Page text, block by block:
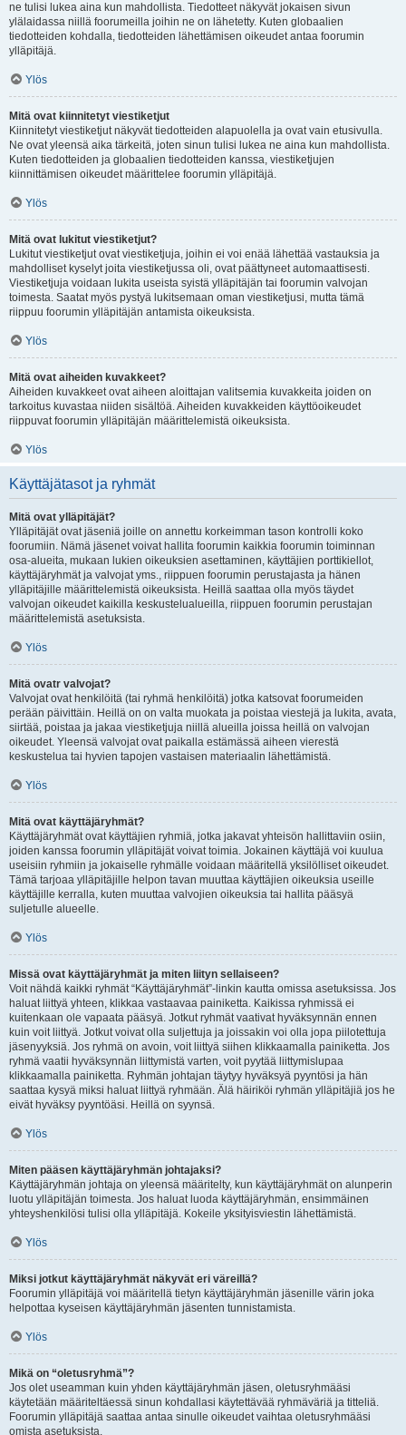
ne tulisi lukea aina kun mahdollista. Tiedotteet näkyvät jokaisen sivun
ylälaidassa niillä foorumeilla joihin ne on lähetetty. Kuten globaalien
tiedotteiden kohdalla, tiedotteiden lähettämisen oikeudet antaa foorumin
ylläpitäjä.
Ylös
Mitä ovat kiinnitetyt viestiketjut
Kiinnitetyt viestiketjut näkyvät tiedotteiden alapuolella ja ovat vain etusivulla.
Ne ovat yleensä aika tärkeitä, joten sinun tulisi lukea ne aina kun mahdollista.
Kuten tiedotteiden ja globaalien tiedotteiden kanssa, viestiketjujen
kiinnittämisen oikeudet määrittelee foorumin ylläpitäjä.
Ylös
Mitä ovat lukitut viestiketjut?
Lukitut viestiketjut ovat viestiketjuja, joihin ei voi enää lähettää vastauksia ja
mahdolliset kyselyt joita viestiketjussa oli, ovat päättyneet automaattisesti.
Viestiketjuja voidaan lukita useista syistä ylläpitäjän tai foorumin valvojan
toimesta. Saatat myös pystyä lukitsemaan oman viestiketjusi, mutta tämä
riippuu foorumin ylläpitäjän antamista oikeuksista.
Ylös
Mitä ovat aiheiden kuvakkeet?
Aiheiden kuvakkeet ovat aiheen aloittajan valitsemia kuvakkeita joiden on
tarkoitus kuvastaa niiden sisältöä. Aiheiden kuvakkeiden käyttöoikeudet
riippuvat foorumin ylläpitäjän määrittelemistä oikeuksista.
Ylös
Käyttäjätasot ja ryhmät
Mitä ovat ylläpitäjät?
Ylläpitäjät ovat jäseniä joille on annettu korkeimman tason kontrolli koko
foorumiin. Nämä jäsenet voivat hallita foorumin kaikkia foorumin toiminnan
osa-alueita, mukaan lukien oikeuksien asettaminen, käyttäjien porttikiellot,
käyttäjäryhmät ja valvojat yms., riippuen foorumin perustajasta ja hänen
ylläpitäjille määrittelemistä oikeuksista. Heillä saattaa olla myös täydet
valvojan oikeudet kaikilla keskustelualueilla, riippuen foorumin perustajan
määrittelemistä asetuksista.
Ylös
Mitä ovatr valvojat?
Valvojat ovat henkilöitä (tai ryhmä henkilöitä) jotka katsovat foorumeiden
perään päivittäin. Heillä on on valta muokata ja poistaa viestejä ja lukita, avata,
siirtää, poistaa ja jakaa viestiketjuja niillä alueilla joissa heillä on valvojan
oikeudet. Yleensä valvojat ovat paikalla estämässä aiheen vierestä
keskustelua tai hyvien tapojen vastaisen materiaalin lähettämistä.
Ylös
Mitä ovat käyttäjäryhmät?
Käyttäjäryhmät ovat käyttäjien ryhmiä, jotka jakavat yhteisön hallittaviin osiin,
joiden kanssa foorumin ylläpitäjät voivat toimia. Jokainen käyttäjä voi kuulua
useisiin ryhmiin ja jokaiselle ryhmälle voidaan määritellä yksilölliset oikeudet.
Tämä tarjoaa ylläpitäjille helpon tavan muuttaa käyttäjien oikeuksia useille
käyttäjille kerralla, kuten muuttaa valvojien oikeuksia tai hallita pääsyä
suljetulle alueelle.
Ylös
Missä ovat käyttäjäryhmät ja miten liityn sellaiseen?
Voit nähdä kaikki ryhmät “Käyttäjäryhmät”-linkin kautta omissa asetuksissa. Jos
haluat liittyä yhteen, klikkaa vastaavaa painiketta. Kaikissa ryhmissä ei
kuitenkaan ole vapaata pääsyä. Jotkut ryhmät vaativat hyväksynnän ennen
kuin voit liittyä. Jotkut voivat olla suljettuja ja joissakin voi olla jopa piilotettuja
jäsenyyksiä. Jos ryhmä on avoin, voit liittyä siihen klikkaamalla painiketta. Jos
ryhmä vaatii hyväksynnän liittymistä varten, voit pyytää liittymislupaa
klikkaamalla painiketta. Ryhmän johtajan täytyy hyväksyä pyyntösi ja hän
saattaa kysyä miksi haluat liittyä ryhmään. Älä häiriköi ryhmän ylläpitäjiä jos he
eivät hyväksy pyyntöäsi. Heillä on syynsä.
Ylös
Miten pääsen käyttäjäryhmän johtajaksi?
Käyttäjäryhmän johtaja on yleensä määritelty, kun käyttäjäryhmät on alunperin
luotu ylläpitäjän toimesta. Jos haluat luoda käyttäjäryhmän, ensimmäinen
yhteyshenkilösi tulisi olla ylläpitäjä. Kokeile yksityisviestin lähettämistä.
Ylös
Miksi jotkut käyttäjäryhmät näkyvät eri väreillä?
Foorumin ylläpitäjä voi määritellä tietyn käyttäjäryhmän jäsenille värin joka
helpottaa kyseisen käyttäjäryhmän jäsenten tunnistamista.
Ylös
Mikä on “oletusryhmä”?
Jos olet useamman kuin yhden käyttäjäryhmän jäsen, oletusryhmääsi
käytetään määriteltäessä sinun kohdallasi käytettävää ryhmäväriä ja titteliä.
Foorumin ylläpitäjä saattaa antaa sinulle oikeudet vaihtaa oletusryhmääsi
omista asetuksista.